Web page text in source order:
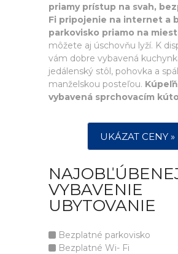
priamy prístup na svah,
Fi pripojenie na internet a
parkovisko priamo na
môžete aj úschovňu lyží. K
vám dobre vybavená
jedálenský stôl, pohovka a
manželskou posteľou.
vybavená sprchovacím
UKÁZAT CENY »
VYBAVENIE
UBYTOVANIE
Bezplatné parkovisko
Bezplatné Wi- Fi